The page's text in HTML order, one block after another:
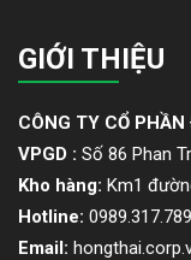
GIỚI THIỆU
CÔNG TY CỔ
VPGD : Số 86 Phan
Kho hàng: Km1
Hotline: 0989.317.789
Email: